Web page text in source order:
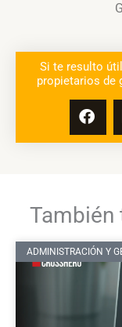
Si te resulto
propietarios de
También
ADMINISTRACIÓN Y